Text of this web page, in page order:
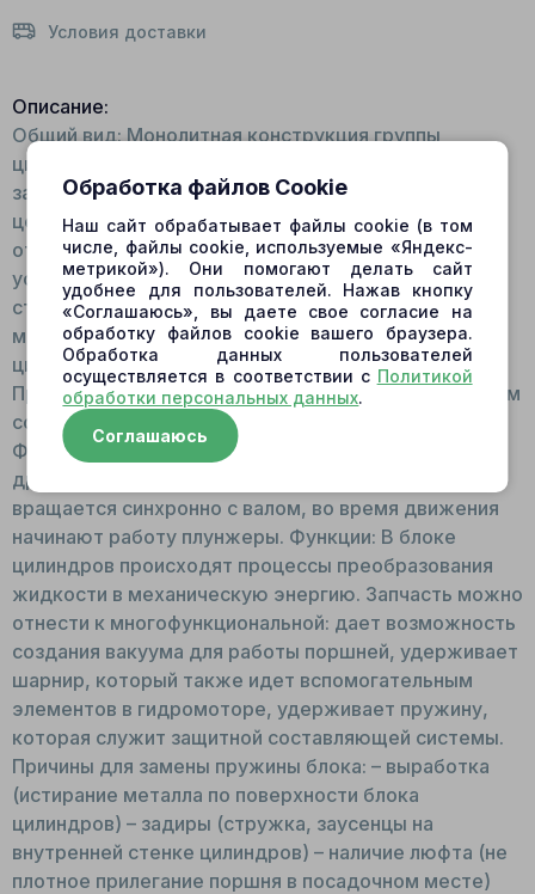
Условия доставки
Описание:
Общий вид: Монолитная конструкция группы
цилиндров. Количество посадочных мест в блоке
зависит от модели гидромотора/гидронасоса. В
центре конструкции расположено сквозное
отверстие со шлицами. Внутри блока
устанавливаются пружина, упорное кольцо,
стопорное кольцо. На торце имеется посадочное
место для шарнира. Для изготовления блока
цилиндров используется высокопрочная сталь.
Принцип работы: Устанавливается на валу шлицевым
соединением, в цилиндры помещаются поршни.
Фиксируется с одного торца плитой скольжения, с
другого – шарниром. Во время работы мотора
вращается синхронно с валом, во время движения
начинают работу плунжеры. Функции: В блоке
цилиндров происходят процессы преобразования
жидкости в механическую энергию. Запчасть можно
отнести к многофункциональной: дает возможность
создания вакуума для работы поршней, удерживает
шарнир, который также идет вспомогательным
элементов в гидромоторе, удерживает пружину,
которая служит защитной составляющей системы.
Причины для замены пружины блока: – выработка
(истирание металла по поверхности блока
цилиндров) – задиры (стружка, заусенцы на
внутренней стенке цилиндров) – наличие люфта (не
плотное прилегание поршня в посадочном месте)
Обработка файлов Cookie
Наш сайт обрабатывает файлы cookie (в том
числе, файлы cookie, используемые «Яндекс-
метрикой»). Они помогают делать сайт
удобнее для пользователей. Нажав кнопку
«Соглашаюсь», вы даете свое согласие на
обработку файлов cookie вашего браузера.
Обработка данных пользователей
осуществляется в соответствии с Политикой
обработки персональных данных.
Соглашаюсь